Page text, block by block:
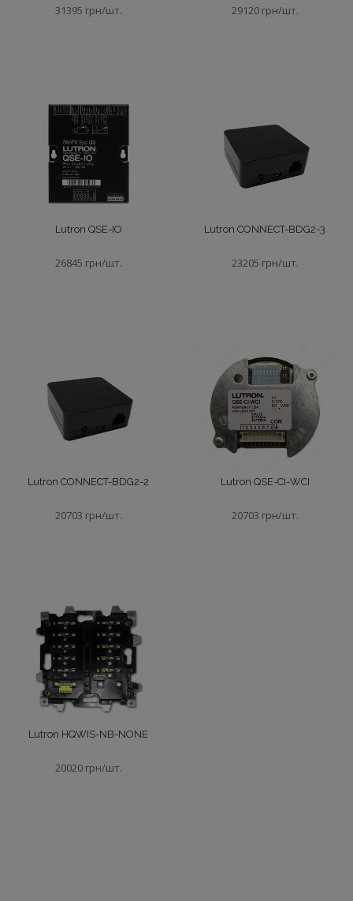
31395 грн/шт. 29120 грн/шт.
Lutron QSE-IO
26845 грн/шт.
Lutron CONNECT-BDG2-3
23205 грн/шт.
Lutron CONNECT-BDG2-2
20703 грн/шт.
Lutron QSE-CI-WCI
20703 грн/шт.
Lutron HQWIS-NB-NONE
20020 грн/шт.